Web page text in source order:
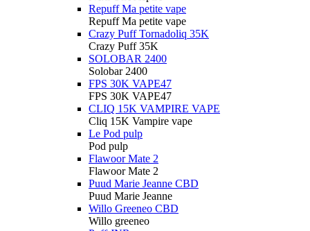
Repuff Ma petite vape
Repuff Ma petite vape
Crazy Puff Tornadoliq 35K
Crazy Puff 35K
SOLOBAR 2400
Solobar 2400
FPS 30K VAPE47
FPS 30K VAPE47
CLIQ 15K VAMPIRE VAPE
Cliq 15K Vampire vape
Le Pod pulp
Pod pulp
Flawoor Mate 2
Flawoor Mate 2
Puud Marie Jeanne CBD
Puud Marie Jeanne
Willo Greeneo CBD
Willo greeneo